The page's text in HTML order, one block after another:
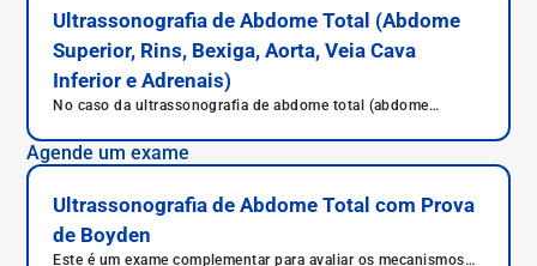
Ultrassonografia de Abdome Total (Abdome
Superior, Rins, Bexiga, Aorta, Veia Cava
Inferior e Adrenais)
No caso da ultrassonografia de abdome total (abdome
estudados todos os órgãos e estruturas do abdome, em
busca de diagnósticos mais precisos para condições diversas.
Agende um exame
Ultrassonografia de Abdome Total com Prova
de Boyden
Este é um exame complementar para avaliar os mecanismos